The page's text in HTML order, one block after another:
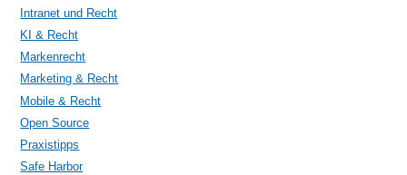
Intranet und Recht
KI & Recht
Markenrecht
Marketing & Recht
Mobile & Recht
Open Source
Praxistipps
Safe Harbor